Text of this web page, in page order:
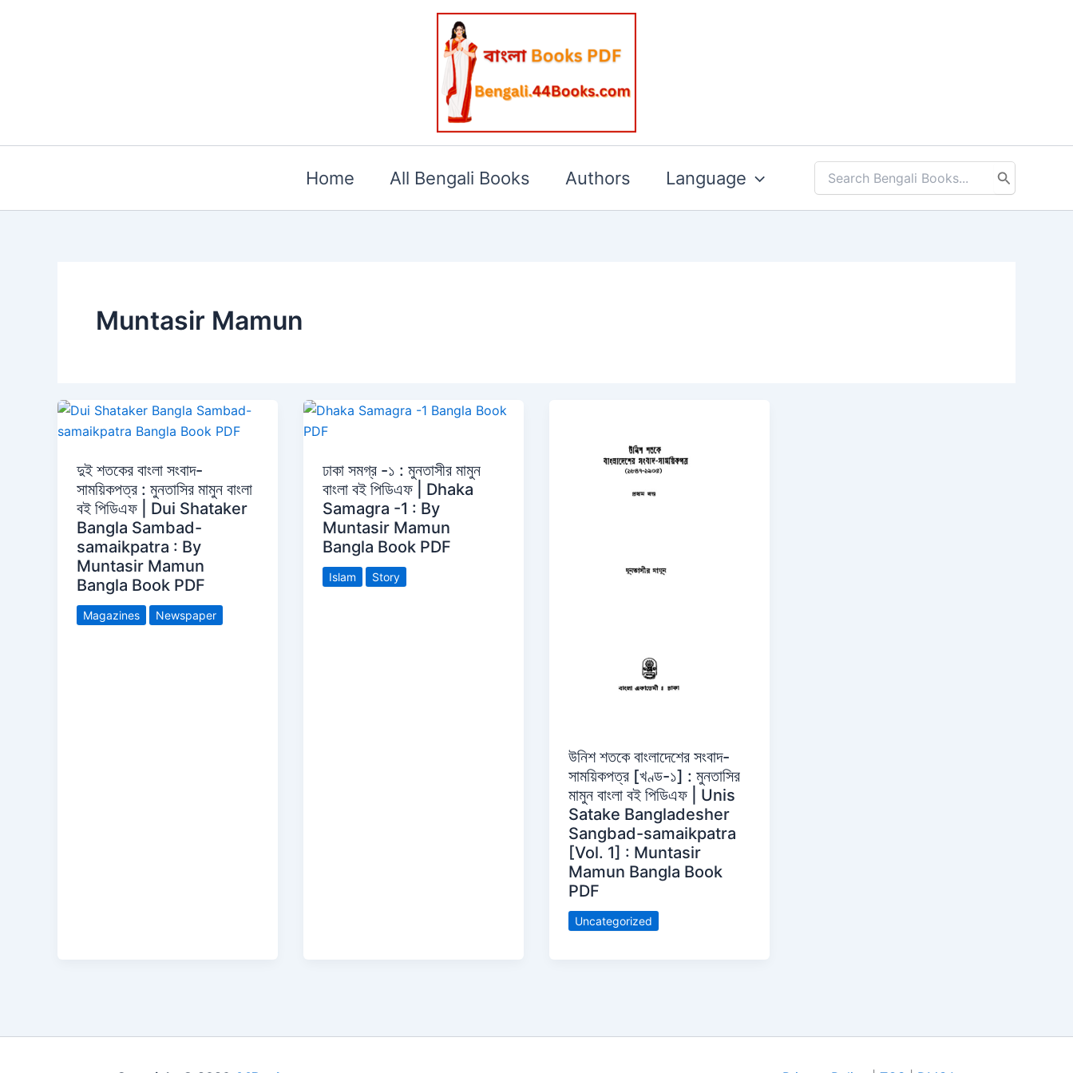
Home All Bengali Books Authors Language
Search
Muntasir Mamun
দুই শতকের বাংলা সংবাদ-
সাময়িকপত্র : মুনতাসির মামুন বাংলা
বই পিডিএফ | Dui Shataker
Bangla Sambad-
samaikpatra : By
Muntasir Mamun
Bangla Book PDF
Magazines Newspaper
ঢাকা সমগ্র -১ : মুনতাসীর মামুন
বাংলা বই পিডিএফ | Dhaka
Samagra -1 : By
Muntasir Mamun
Bangla Book PDF
Islam Story
উনিশ শতকে বাংলাদেশের সংবাদ-
সাময়িকপত্র [খণ্ড-১] : মুনতাসির
মামুন বাংলা বই পিডিএফ | Unis
Satake Bangladesher
Sangbad-samaikpatra
[Vol. 1] : Muntasir
Mamun Bangla Book
PDF
Uncategorized